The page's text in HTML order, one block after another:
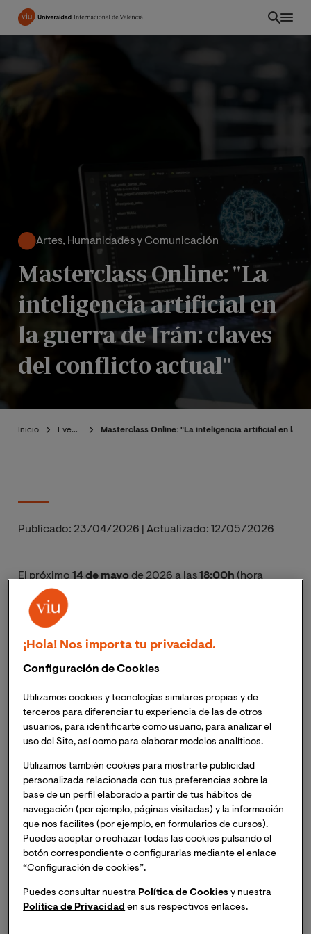
Pasar
Artes, Humanidades y Comunicación
Masterclass Online: "La
inteligencia artificial en
la guerra de Irán: claves
del conflicto actual"
Inicio Eventos Masterclass Online: "La inteligencia artificial en la
Publicado: 23/04/2026 Actualizado: 12/05/2026
El próximo 14de mayode 2026 a las18:00h (hora
peninsular de España),
Universidad Internacional de Valencia (VIU) te invita a la
Masterclass Online: “La inteligencia artificial en la
guerra de Irán: claves del conflicto actual”.
acceder a la sesión del mismo día del evento.
Comprende cómo la IA está redefiniendo los
conflictos armados
La inteligencia artificial ya no es una promesa futura: es
una realidad que está transformando profundamente la
forma en que se desarrollan los conflictos
internacionales.
En este taller analizaremos cómo tecnologías como los
drones autónomos, los sistemas de defensa
automatizados y el uso masivo de datos están
¡Hola! Nos importa tu privacidad.
Configuración de Cookies
Utilizamos cookies y tecnologías similares propias y de
terceros para diferenciar tu experiencia de las de otros
usuarios, para identificarte como usuario, para analizar el
uso del Site, así como para elaborar modelos analíticos.
Utilizamos también cookies para mostrarte publicidad
personalizada relacionada con tus preferencias sobre la
base de un perfil elaborado a partir de tus hábitos de
navegación (por ejemplo, páginas visitadas) y la información
que nos facilites (por ejemplo, en formularios de cursos).
Puedes aceptar o rechazar todas las cookies pulsando el
botón correspondiente o configurarlas mediante el enlace
“Configuración de cookies”.
Puedes consultar nuestra Política de Cookies y nuestra
Política de Privacidad en sus respectivos enlaces.